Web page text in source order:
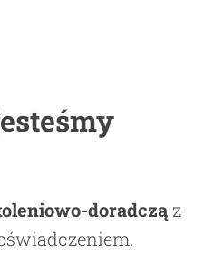
doradczą z